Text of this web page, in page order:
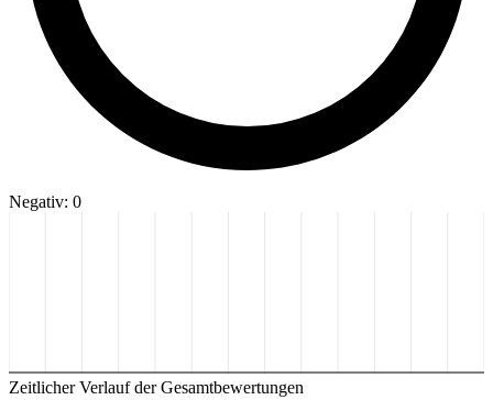
Negativ: 0
Zeitlicher Verlauf der Gesamtbewertungen